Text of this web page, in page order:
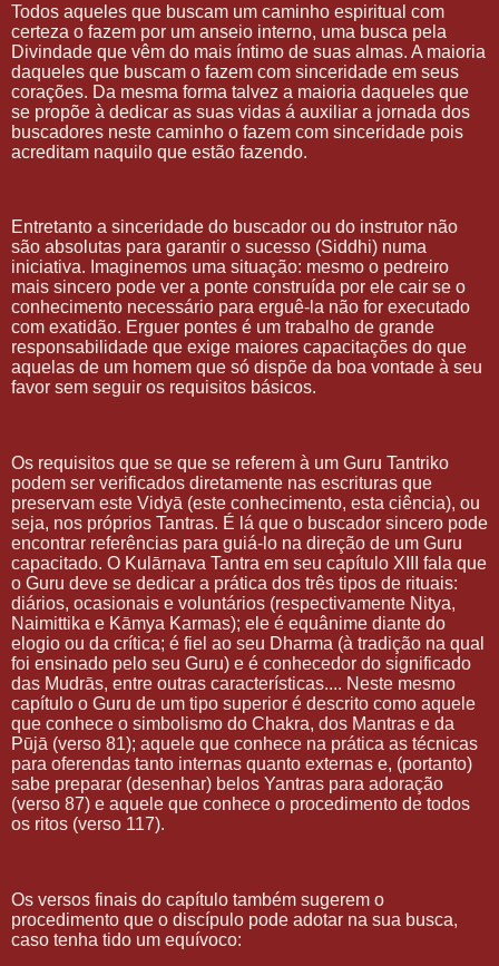
Todos aqueles que buscam um caminho espiritual com
certeza o fazem por um anseio interno, uma busca pela
Divindade que vêm do mais íntimo de suas almas. A maioria
daqueles que buscam o fazem com sinceridade em seus
corações. Da mesma forma talvez a maioria daqueles que
se propõe à dedicar as suas vidas á auxiliar a jornada dos
buscadores neste caminho o fazem com sinceridade pois
acreditam naquilo que estão fazendo.
Entretanto a sinceridade do buscador ou do instrutor não
são absolutas para garantir o sucesso (Siddhi) numa
iniciativa. Imaginemos uma situação: mesmo o pedreiro
mais sincero pode ver a ponte construída por ele cair se o
conhecimento necessário para erguê-la não for executado
com exatidão. Erguer pontes é um trabalho de grande
responsabilidade que exige maiores capacitações do que
aquelas de um homem que só dispõe da boa vontade à seu
favor sem seguir os requisitos básicos.
Os requisitos que se que se referem à um Guru Tantriko
podem ser verificados diretamente nas escrituras que
preservam este Vidyā (este conhecimento, esta ciência), ou
seja, nos próprios Tantras. É lá que o buscador sincero pode
encontrar referências para guiá-lo na direção de um Guru
capacitado. O Kulārṇava Tantra em seu capítulo XIII fala que
o Guru deve se dedicar a prática dos três tipos de rituais:
diários, ocasionais e voluntários (respectivamente Nitya,
Naimittika e Kāmya Karmas); ele é equânime diante do
elogio ou da crítica; é fiel ao seu Dharma (à tradição na qual
foi ensinado pelo seu Guru) e é conhecedor do significado
das Mudrās, entre outras características.... Neste mesmo
capítulo o Guru de um tipo superior é descrito como aquele
que conhece o simbolismo do Chakra, dos Mantras e da
Pūjā (verso 81); aquele que conhece na prática as técnicas
para oferendas tanto internas quanto externas e, (portanto)
sabe preparar (desenhar) belos Yantras para adoração
(verso 87) e aquele que conhece o procedimento de todos
os ritos (verso 117).
Os versos finais do capítulo também sugerem o
procedimento que o discípulo pode adotar na sua busca,
caso tenha tido um equívoco: